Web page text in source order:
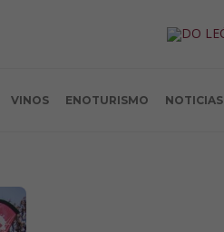
VINOS ENOTURISMO NOTICIAS